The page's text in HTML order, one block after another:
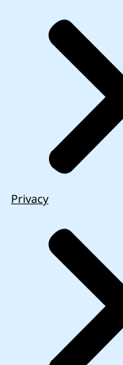
Privacy